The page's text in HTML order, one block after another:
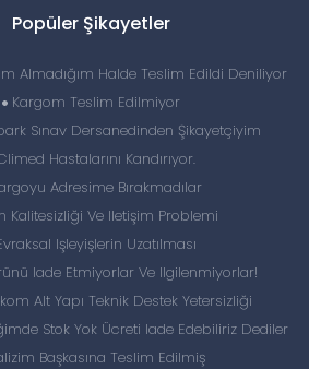
Popüler Şikayetler
Almadığım Halde Teslim Edildi Deniliyor
Kargom Teslim Edilmiyor
Sınav Dersanedinden Şikayetçiyim
Hastalarını Kandırıyor.
Adresime Bırakmadılar
Kalitesizliği Ve Iletişim Problemi
Işleyişlerin Uzatılması
Iade Etmiyorlar Ve Ilgilenmiyorlar!
Alt Yapı Teknik Destek Yetersizliği
Stok Yok Ücreti Iade Edebiliriz Dediler
Başkasına Teslim Edilmiş